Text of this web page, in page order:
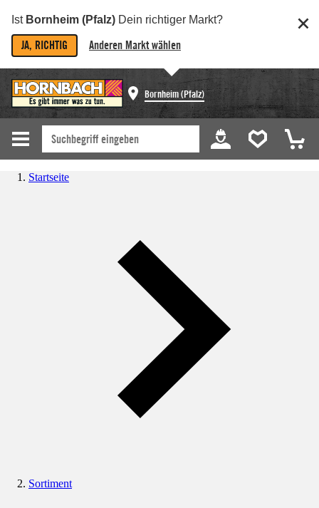
Ist Bornheim (Pfalz) Dein richtiger Markt?
JA, RICHTIG Anderen Markt wählen
Bornheim (Pfalz)
Startseite
Sortiment